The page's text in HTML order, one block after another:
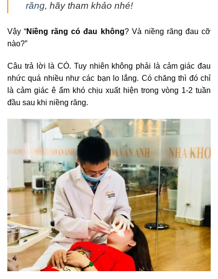
răng, hãy tham khảo nhé!
Vậy “Niềng răng có đau không? Và niềng răng đau cỡ
nào?”
Câu trả lời là CÓ. Tuy nhiên không phải là cảm giác đau
nhức quá nhiều như các bạn lo lắng. Có chăng thì đó chỉ
là cảm giác ê ẩm khó chịu xuất hiện trong vòng 1-2 tuần
đầu sau khi niềng răng.